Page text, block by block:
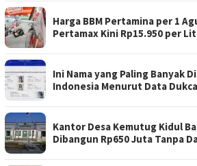
Harga BBM Pertamina per 1
Pertamax Kini Rp15.950 per
Ini Nama yang Paling Banyak
Indonesia Menurut Data
Kantor Desa Kemutug Kidul
Dibangun Rp650 Juta Tanpa